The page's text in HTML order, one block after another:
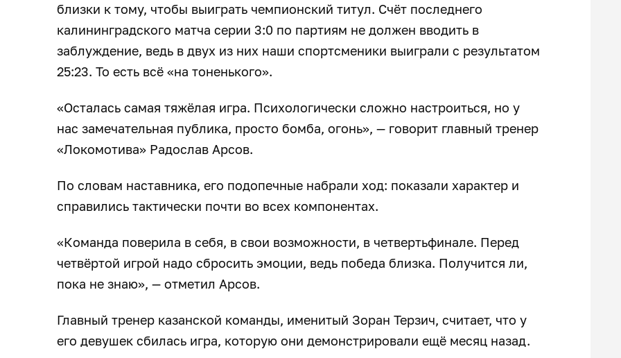
близки к тому, чтобы выиграть чемпионский титул. Счёт последнего
калининградского матча серии 3:0 по партиям не должен вводить в
заблуждение, ведь в двух из них наши спортсменики выиграли с результатом
25:23. То есть всё «на тоненького».
«Осталась самая тяжёлая игра. Психологически сложно настроиться, но у
нас замечательная публика, просто бомба, огонь», — говорит главный тренер
«Локомотива» Радослав Арсов.
По словам наставника, его подопечные набрали ход: показали характер и
справились тактически почти во всех компонентах.
«Команда поверила в себя, в свои возможности, в четвертьфинале. Перед
четвёртой игрой надо сбросить эмоции, ведь победа близка. Получится ли,
пока не знаю», — отметил Арсов.
Главный тренер казанской команды, именитый Зоран Терзич, считает, что у
его девушек сбилась игра, которую они демонстрировали ещё месяц назад.